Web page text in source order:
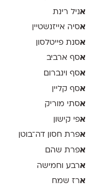
אניל רינת
אסיה אייזנשטיין
אסנת פייטלסון
אסף ארביב
אסף וינברום
אסף קליין
אסתי מוריק
אפי קישון
אפרת חסון דה־בוטן
אפרת שהם
ארבע וחמישה
ארז שמח